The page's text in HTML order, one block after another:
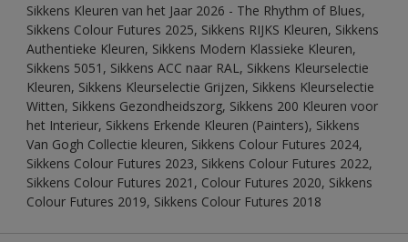
Sikkens Kleuren van het Jaar 2026 - The Rhythm of Blues,
Sikkens Colour Futures 2025, Sikkens RIJKS Kleuren, Sikkens
Authentieke Kleuren, Sikkens Modern Klassieke Kleuren,
Sikkens 5051, Sikkens ACC naar RAL, Sikkens Kleurselectie
Kleuren, Sikkens Kleurselectie Grijzen, Sikkens Kleurselectie
Witten, Sikkens Gezondheidszorg, Sikkens 200 Kleuren voor
het Interieur, Sikkens Erkende Kleuren (Painters), Sikkens
Van Gogh Collectie kleuren, Sikkens Colour Futures 2024,
Sikkens Colour Futures 2023, Sikkens Colour Futures 2022,
Sikkens Colour Futures 2021, Colour Futures 2020, Sikkens
Colour Futures 2019, Sikkens Colour Futures 2018